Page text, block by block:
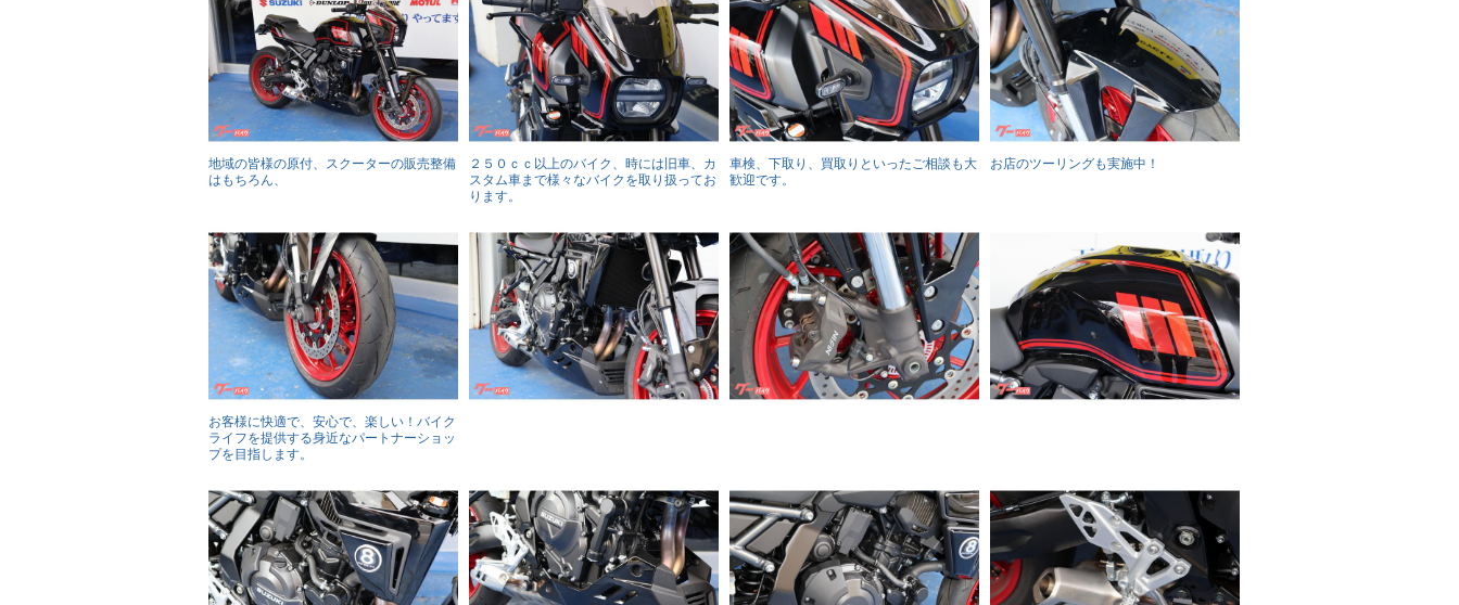
地域の皆様の原付、スクーターの販売整備
はもちろん、
２５０ｃｃ以上のバイク、時には旧車、カ
スタム車まで様々なバイクを取り扱ってお
ります。
車検、下取り、買取りといったご相談も大
歓迎です。
お店のツーリングも実施中！
お客様に快適で、安心で、楽しい！バイク
ライフを提供する身近なパートナーショッ
プを目指します。